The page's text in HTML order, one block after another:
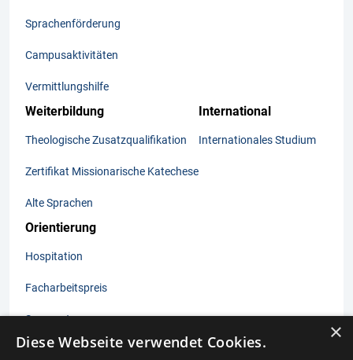
Sprachenförderung
Campusaktivitäten
Vermittlungshilfe
Weiterbildung
Theologische Zusatzqualifikation
Zertifikat Missionarische Katechese
Alte Sprachen
International
Internationales Studium
Orientierung
Hospitation
Facharbeitspreis
Sommertage ×
Diese Webseite verwendet Cookies.